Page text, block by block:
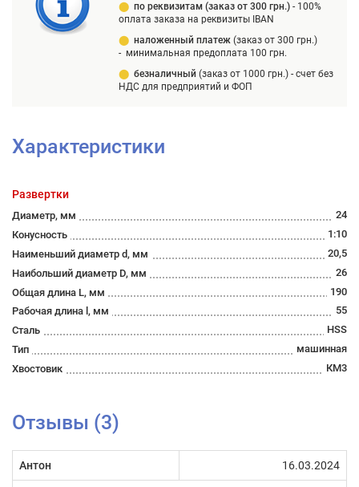
⬤ по реквизитам (заказ от 300 грн.) - 100%
оплата заказа на реквизиты IBAN
⬤ наложенный платеж (заказ от 300 грн.)
- минимальная предоплата 100 грн.
⬤ безналичный (заказ от 1000 грн.) - счет без
НДС для предприятий и ФОП
Характеристики
Развертки
Диаметр, мм
24
Конусность
1:10
Наименьший диаметр d, мм
20,5
Наибольший диаметр D, мм
26
Общая длина L, мм
190
Рабочая длина l, мм
55
Сталь
HSS
Тип
машинная
Хвостовик
КМ3
Отзывы (3)
Антон 16.03.2024